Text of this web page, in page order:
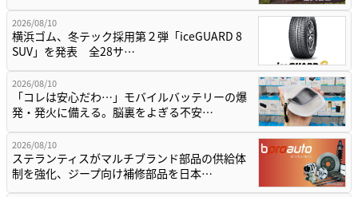
2026/08/10
横浜ゴム、冬テック採用第２弾「iceGUARD 8
SUV」を発表 全28サ…
2026/08/10
「コレは安心だわ…」モバイルバッテリーの爆
発・発火に備える。脳裏をよぎる不安…
2026/08/10
ステランティスがマルチブランド部品の供給体
制を強化、ジープ向け補修部品を日本…